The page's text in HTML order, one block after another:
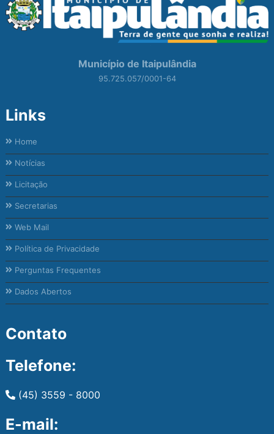
Município de Itaipulândia
95.725.057/0001-64
Links
Home
Notícias
Licitação
Secretarias
Web Mail
Política de Privacidade
Perguntas Frequentes
Dados Abertos
Contato
Telefone:
(45) 3559 - 8000
E-mail: